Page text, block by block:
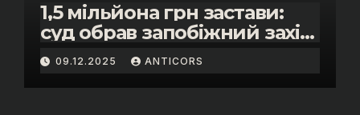
1,5 мільйона грн застави:
суд обрав запобіжний захід
помічнику нардепки Анни
Скороход у справі про
«санкційний підкуп»
09.12.2025 ANTICORS